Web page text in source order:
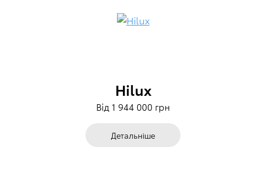
Hilux
Від 1 944 000 грн
Детальніше